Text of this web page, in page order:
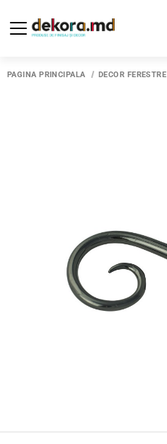
PAGINA PRINCIPALĂ DECOR FERESTRE